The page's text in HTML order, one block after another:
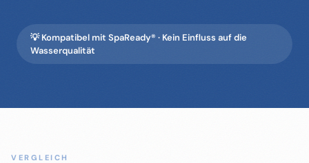
💡 Kompatibel mit SpaReady® · Kein Einfluss auf die
Wasserqualität
VERGLEICH